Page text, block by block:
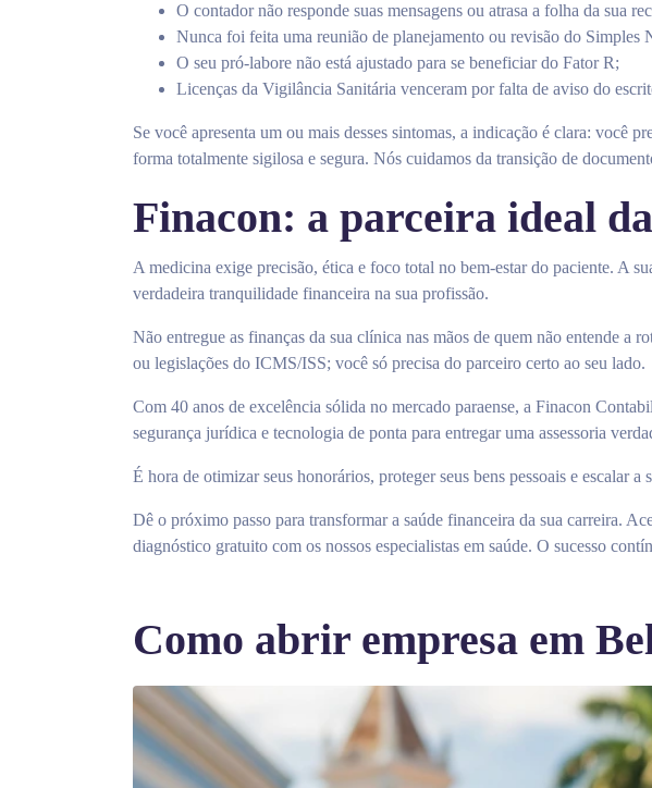
O contador não responde suas mensagens ou atrasa a folha da sua
Nunca foi feita uma reunião de planejamento ou revisão do Simples
O seu pró-labore não está ajustado para se beneficiar do Fator R;
Licenças da Vigilância Sanitária venceram por falta de aviso do
Se você apresenta um ou mais desses sintomas, a indicação é clara: você
forma totalmente sigilosa e segura. Nós cuidamos da transição de
Finacon: a parceira ideal
A medicina exige precisão, ética e foco total no bem-estar do paciente. A
verdadeira tranquilidade financeira na sua profissão.
Não entregue as finanças da sua clínica nas mãos de quem não entende a
ou legislações do ICMS/ISS; você só precisa do parceiro certo ao seu lado.
Com 40 anos de excelência sólida no mercado paraense, a Finacon
segurança jurídica e tecnologia de ponta para entregar uma assessoria
É hora de otimizar seus honorários, proteger seus bens pessoais e escalar
Dê o próximo passo para transformar a saúde financeira da sua carreira.
diagnóstico gratuito com os nossos especialistas em saúde. O sucesso
Como abrir empresa em